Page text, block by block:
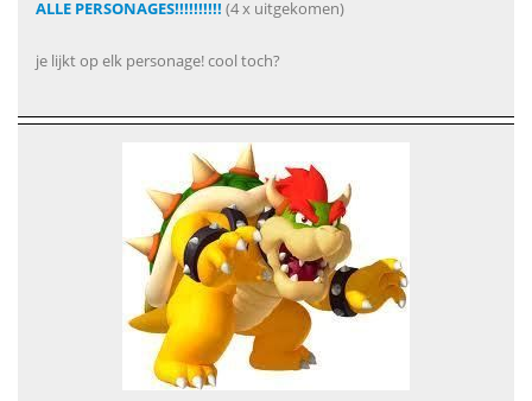
ALLE PERSONAGES!!!!!!!!!! (4 x uitgekomen)
je lijkt op elk personage! cool toch?